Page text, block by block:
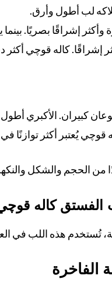
لب أطول وأرق.
وأكثر إشراقًا بصريًا.
إشراقًا. كاله قوچي
كبيران. الأكبري
قوچي يُعتبر أكثر
من الحجم والشكل
الفستق كاله
تُستخدم هذه اللب في